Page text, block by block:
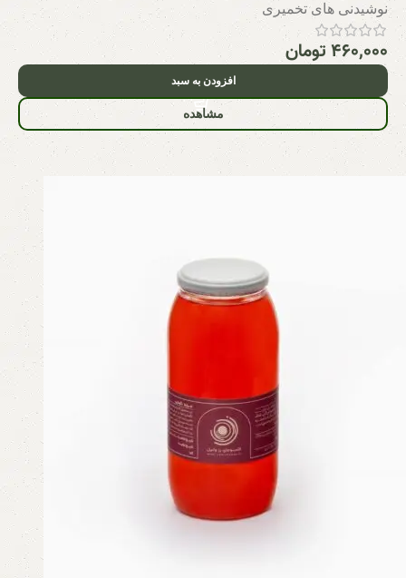
نوشیدنی های تخمیری
۴۶۰,۰۰۰تومان
افزودن به سبد
مشاهده